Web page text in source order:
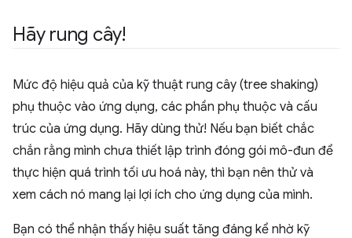
Hãy rung cây!
Mức độ hiệu quả của kỹ thuật rung cây (tree shaking)
phụ thuộc vào ứng dụng, các phần phụ thuộc và cấu
trúc của ứng dụng. Hãy dùng thử! Nếu bạn biết chắc
chắn rằng mình chưa thiết lập trình đóng gói mô-đun để
thực hiện quá trình tối ưu hoá này, thì bạn nên thử và
xem cách nó mang lại lợi ích cho ứng dụng của mình.
Bạn có thể nhận thấy hiệu suất tăng đáng kể nhờ kỹ